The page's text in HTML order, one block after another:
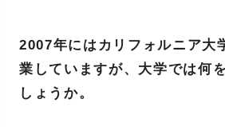
2007年にはカリフォルニア大
業していますが、大学では何
しょうか。